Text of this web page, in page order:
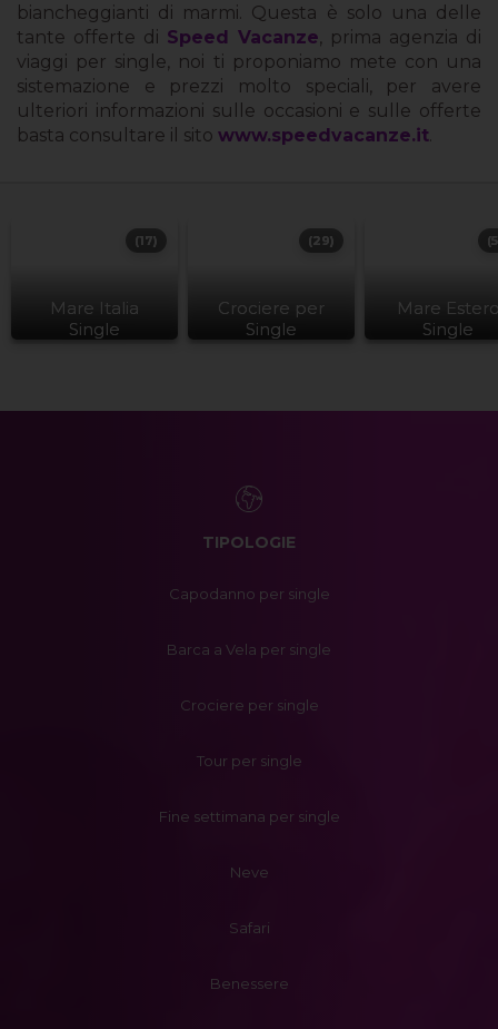
biancheggianti di marmi. Questa è solo una delle
tante offerte di Speed Vacanze, prima agenzia di
viaggi per single, noi ti proponiamo mete con una
sistemazione e prezzi molto speciali, per avere
ulteriori informazioni sulle occasioni e sulle offerte
basta consultare il sito www.speedvacanze.it.
Mare Italia
Single
(17)
Crociere per
Single
(29)
Mare
Single
TIPOLOGIE
Capodanno per single
Barca a Vela per single
Crociere per single
Tour per single
Fine settimana per single
Neve
Safari
Benessere